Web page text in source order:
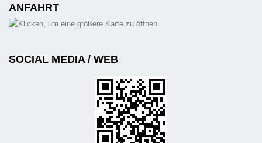
ANFAHRT
SOCIAL MEDIA / WEB